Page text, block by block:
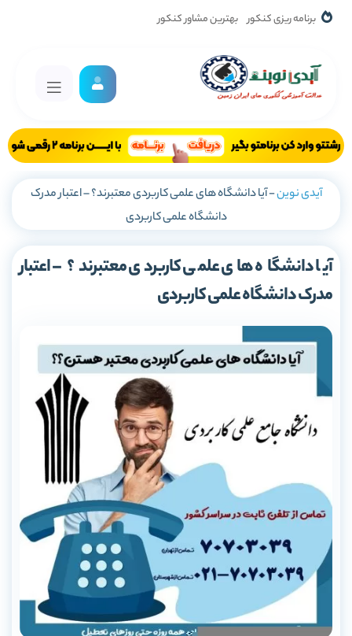
برنامه ریزی کنکور بهترین مشاور کنکور
آیدی نوین-آیا دانشگاه های علمی کاربردی معتبرند؟ – اعتبار مدرک
دانشگاه علمی کاربردی
آیا دانشگاه های علمی کاربردی معتبرند؟ – اعتبار
مدرک دانشگاه علمی کاربردی